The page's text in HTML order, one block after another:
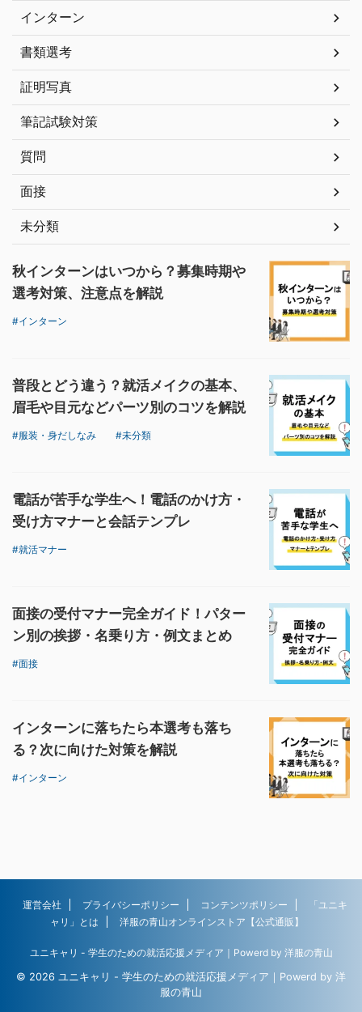
インターン
書類選考
証明写真
筆記試験対策
質問
面接
未分類
秋インターンはいつから？募集時期や
選考対策、注意点を解説
インターン
普段とどう違う？就活メイクの基本、
眉毛や目元などパーツ別のコツを解説
服装・身だしなみ 未分類
電話が苦手な学生へ！電話のかけ方・
受け方マナーと会話テンプレ
就活マナー
面接の受付マナー完全ガイド！パター
ン別の挨拶・名乗り方・例文まとめ
面接
インターンに落ちたら本選考も落ち
る？次に向けた対策を解説
インターン
運営会社 プライバシーポリシー コンテンツポリシー
「ユニキ
ャリ」とは
洋服の青山オンラインストア【公式通販】
ユニキャリ - 学生のための就活応援メディア｜Powerd by 洋服の青山
© 2026 ユニキャリ - 学生のための就活応援メディア｜Powerd by 洋
服の青山